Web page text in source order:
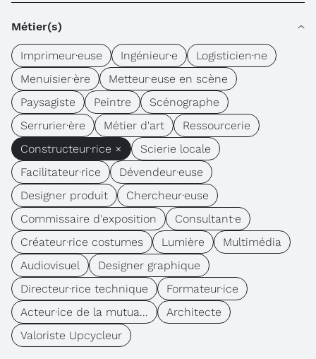
Métier(s)
Imprimeur·euse Ingénieur·e
Logisticien·ne
Menuisier·ère
Metteur·euse en scène
Paysagiste
Peintre
Scénographe
Serrurier·ère
Métier d'art
Ressourcerie
Constructeur·rice ×
Scierie locale
Facilitateur·rice
Dévendeur·euse
Designer produit
Chercheur·euse
Commissaire d'exposition
Consultant·e
Créateur·rice costumes
Lumière
Multimédia
Audiovisuel
Designer graphique
Directeur·rice technique
Formateur·ice
Acteur·ice de la mutua...
Architecte
Valoriste Upcycleur